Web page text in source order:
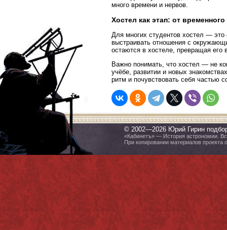
много времени и нервов.
Хостел как этап: от
Для многих студентов хостел —
выстраивать отношения с
остаются в хостеле, превращая его
Важно понимать, что хостел — не
учёбе, развитии и новых
ритм и почувствовать себя частью
© 2002—2026 Юрий Гирин
«Кабинетъ» — История астрономии.
При копировании материалов проекта